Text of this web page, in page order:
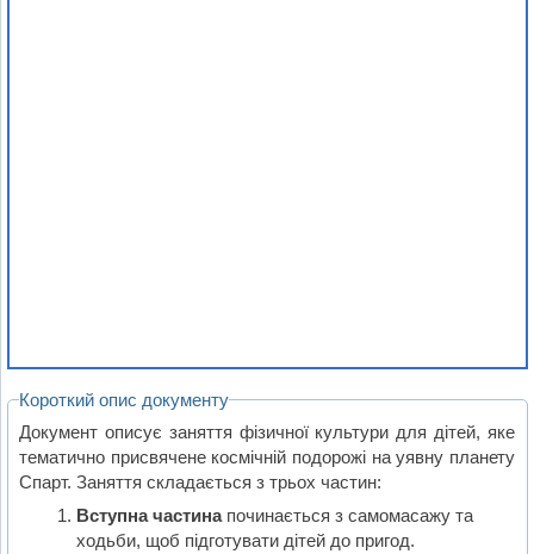
Короткий опис документу
Документ описує заняття фізичної культури для дітей, яке
тематично присвячене космічній подорожі на уявну планету
Спарт. Заняття складається з трьох частин:
Вступна частинапочинається з самомасажу та
ходьби, щоб підготувати дітей до пригод.